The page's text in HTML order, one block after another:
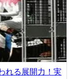
れる展開力！実